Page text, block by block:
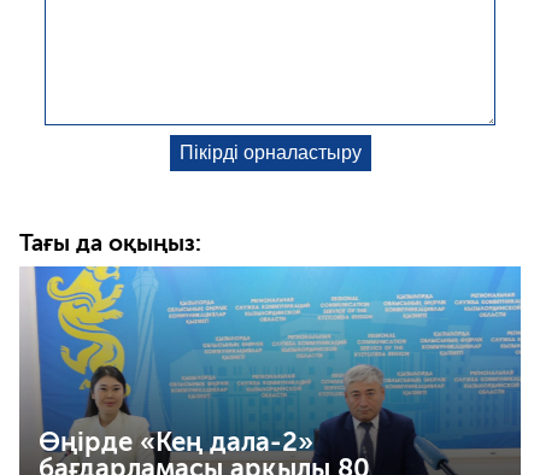
Тағы да оқыңыз:
Өңірде «Кең дала-2»
бағдарламасы арқылы 80